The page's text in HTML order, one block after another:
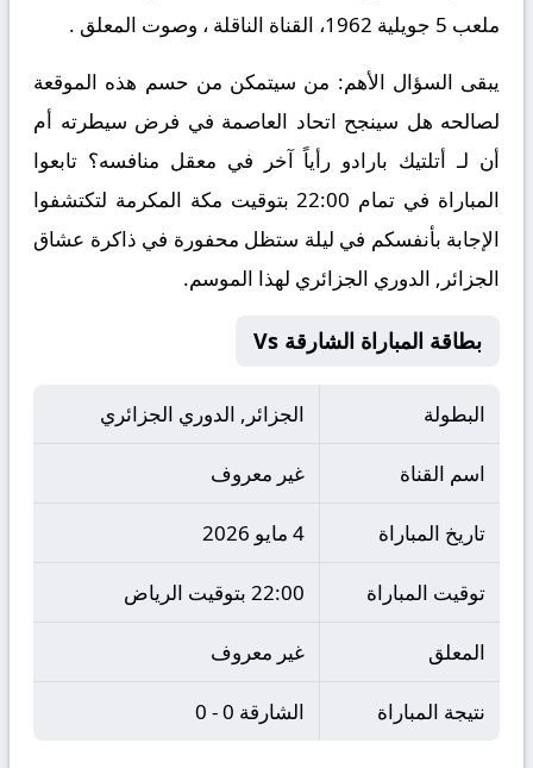
ملعب 5 جويلية 1962، القناة الناقلة ، وصوت المعلق .
يبقى السؤال الأهم: من سيتمكن من حسم هذه الموقعة
لصالحه هل سينجح اتحاد العاصمة في فرض سيطرته أم
أن لـ أتلتيك بارادو رأياً آخر في معقل منافسه؟ تابعوا
المباراة في تمام 22:00 بتوقيت مكة المكرمة لتكتشفوا
الإجابة بأنفسكم في ليلة ستظل محفورة في ذاكرة عشاق
الجزائر, الدوري الجزائري لهذا الموسم.
بطاقة المباراة الشارقة Vs
البطولة الجزائر, الدوري الجزائري
اسم القناة غير معروف
تاريخ المباراة 4 مايو 2026
توقيت المباراة 22:00 بتوقيت الرياض
المعلق غير معروف
نتيجة المباراة الشارقة 0 - 0